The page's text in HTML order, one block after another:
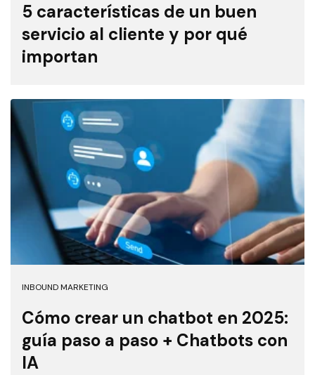
5 características de un buen
servicio al cliente y por qué
importan
INBOUND MARKETING
Cómo crear un chatbot en 2025:
guía paso a paso + Chatbots con
IA